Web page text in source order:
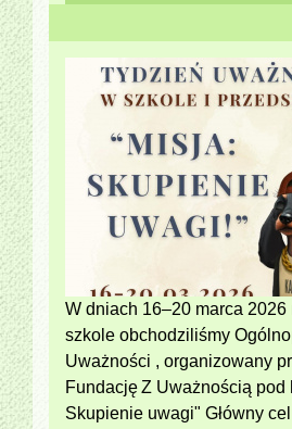
W dniach 16–20 marca 2026
szkole obchodziliśmy
Uważności , organizowany
Fundację Z Uważnością pod
Skupienie uwagi" Główny